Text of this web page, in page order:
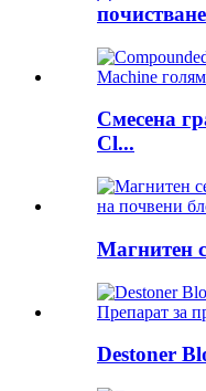
Смесена
Cl...
Магнитен
Destoner